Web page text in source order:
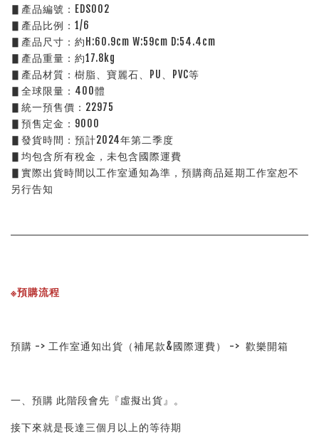
▋產品編號：EDS002
▋產品比例：1/6
▋產品尺寸：約H:60.9cm W:59cm D:54.4cm
▋產品重量：約17.8kg
▋產品材質：樹脂、寶麗石、PU、PVC等
▋全球限量：400體
▋統一預售價：22975
▋預售定金：9000
▋發貨時間：預計2024年第二季度
▋均包含所有稅金，未包含國際運費
▋實際出貨時間以工作室通知為準，預購商品延期工作室恕不
另行告知
※預購流程
預購 -> 工作室通知出貨（補尾款&國際運費） ->  歡樂開箱
一、預購 此階段會先『虛擬出貨』。
接下來就是長達三個月以上的等待期